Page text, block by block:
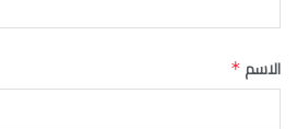
الاسم *